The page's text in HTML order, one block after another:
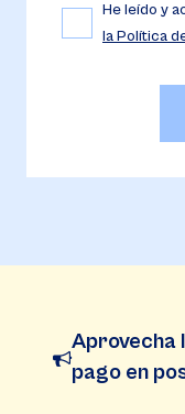
He leído y
la Política
Aprovecha
pago en